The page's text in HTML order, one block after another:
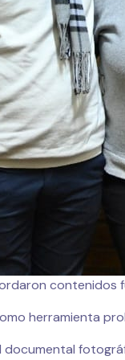
contenidos
herramienta
documental